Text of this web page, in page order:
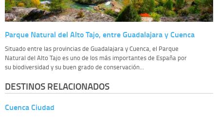
Parque Natural del Alto Tajo, entre Guadalajara y Cuenca
Situado entre las provincias de Guadalajara y Cuenca, el Parque
Natural del Alto Tajo es uno de los más importantes de España por
su biodiversidad y su buen grado de conservación...
DESTINOS RELACIONADOS
Cuenca Ciudad